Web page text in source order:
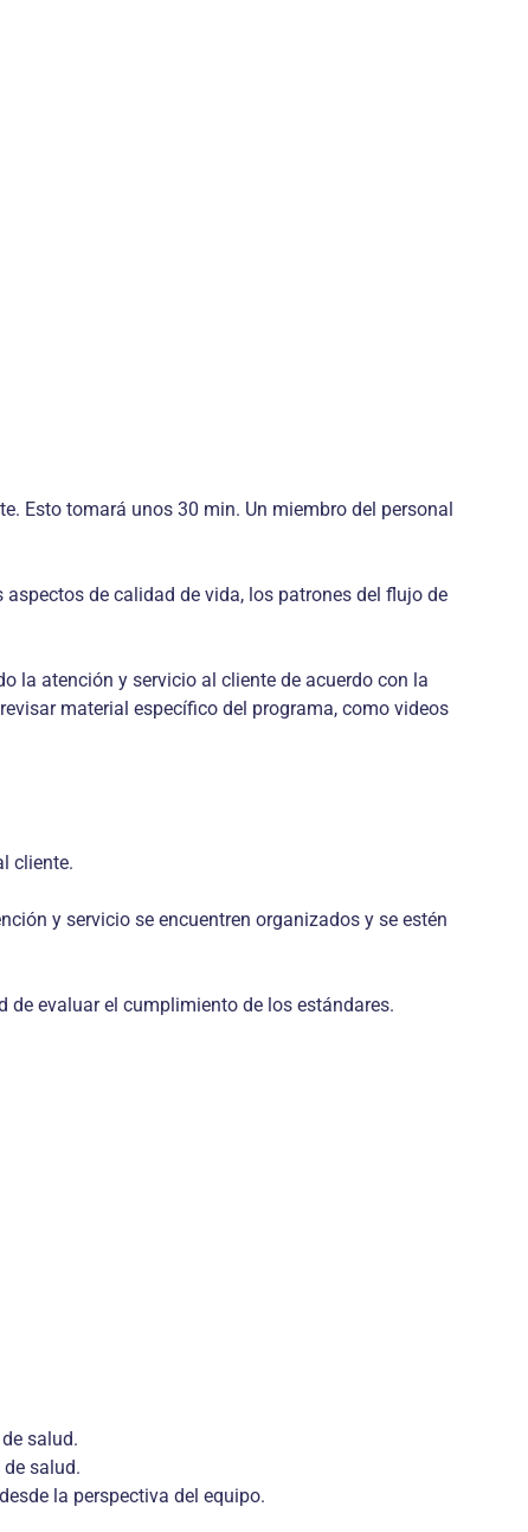
Esto tomará unos 30 min. Un miembro del personal
de calidad de vida, los patrones del flujo de
la atención y servicio al cliente de acuerdo con la
material específico del programa, como videos
cliente.
y servicio se encuentren organizados y se estén
evaluar el cumplimiento de los estándares.
salud.
salud.
la perspectiva del equipo.